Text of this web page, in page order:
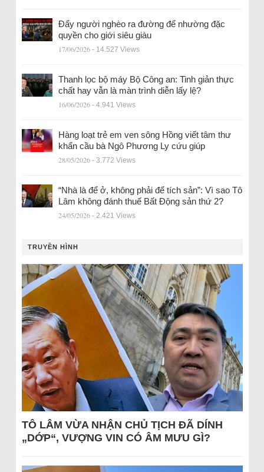
Đẩy người nghèo ra đường để nhường đặc
quyền cho giới siêu giàu
17/06/2026 - 14.527 Views
Thanh lọc bộ máy Bộ Công an: Tinh giản thực
chất hay vẫn là màn trình diễn lấy lệ?
16/06/2026 - 4.941 Views
Hàng loạt trẻ em ven sông Hồng viết tâm thư
khẩn cầu bà Ngô Phương Ly cứu giúp
28/05/2026 - 3.772 Views
“Nhà là để ở, không phải để tích sản”: Vì sao Tô
Lâm không đánh thuế Bất Động sản thứ 2?
24/05/2026 - 2.421 Views
TRUYỀN HÌNH
TÔ LÂM VỪA NHẬN CHỦ TỊCH ĐÃ DÍNH
„DỚP“, VƯỢNG VIN CÓ ÂM MƯU GÌ?